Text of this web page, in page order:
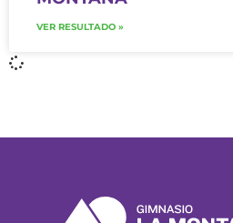
VER RESULTADO »